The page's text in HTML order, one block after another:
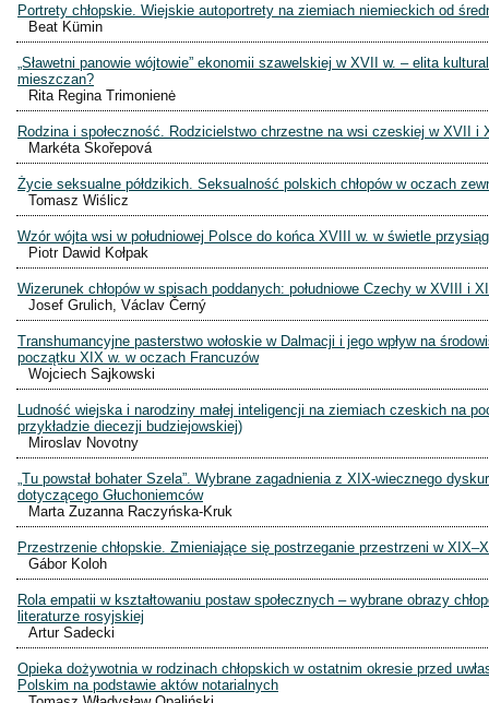
Portrety chłopskie. Wiejskie autoportrety na ziemiach niemieckich od
Beat Kümin
„Sławetni panowie wójtowie” ekonomii szawelskiej w XVII w. – elita
mieszczan?
Rita Regina Trimonienė
Rodzina i społeczność. Rodzicielstwo chrzestne na wsi czeskiej w XVII i
Markéta Skořepová
Życie seksualne półdzikich. Seksualność polskich chłopów w oczach
Tomasz Wiślicz
Wzór wójta wsi w południowej Polsce do końca XVIII w. w świetle
Piotr Dawid Kołpak
Wizerunek chłopów w spisach poddanych: południowe Czechy w XVIII i
Josef Grulich, Václav Černý
Transhumancyjne pasterstwo wołoskie w Dalmacji i jego wpływ na
początku XIX w. w oczach Francuzów
Wojciech Sajkowski
Ludność wiejska i narodziny małej inteligencji na ziemiach czeskich na
przykładzie diecezji budziejowskiej)
Miroslav Novotny
„Tu powstał bohater Szela”. Wybrane zagadnienia z XIX-wiecznego
dotyczącego Głuchoniemców
Marta Zuzanna Raczyńska-Kruk
Przestrzenie chłopskie. Zmieniające się postrzeganie przestrzeni w
Gábor Koloh
Rola empatii w kształtowaniu postaw społecznych – wybrane obrazy
literaturze rosyjskiej
Artur Sadecki
Opieka dożywotnia w rodzinach chłopskich w ostatnim okresie przed
Polskim na podstawie aktów notarialnych